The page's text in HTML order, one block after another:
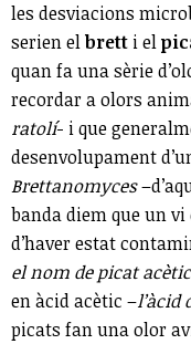
les desviacions
serien elbrett i el
quan fa una sèrie
recordar a olors
ratolí- i que
desenvolupament
Brettanomyces
banda diem que un vi
d’haver estat
el nom de picat acètic
en àcid acètic –l’àcid
picats fan una olor